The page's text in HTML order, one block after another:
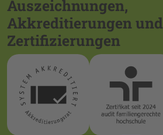
Auszeichnungen,
Akkreditierungen und
Zertifizierungen